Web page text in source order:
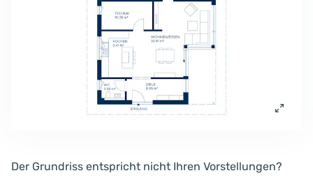
Der Grundriss entspricht nicht Ihren Vorstellungen?